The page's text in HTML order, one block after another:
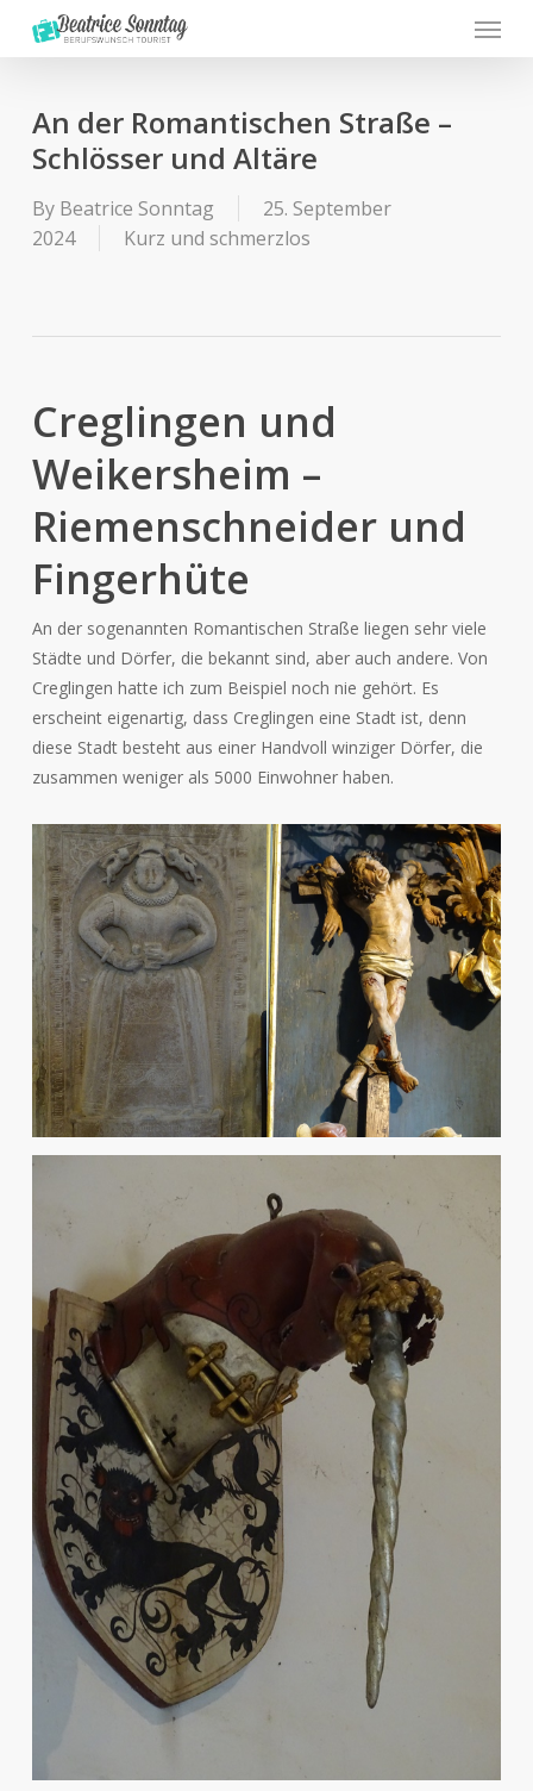
Menu
An der Romantischen Straße –
Schlösser und Altäre
By Beatrice Sonntag
25. September
2024
Kurz und schmerzlos
Creglingen und
Weikersheim –
Riemenschneider und
Fingerhüte
An der sogenannten Romantischen Straße liegen sehr viele
Städte und Dörfer, die bekannt sind, aber auch andere. Von
Creglingen hatte ich zum Beispiel noch nie gehört. Es
erscheint eigenartig, dass Creglingen eine Stadt ist, denn
diese Stadt besteht aus einer Handvoll winziger Dörfer, die
zusammen weniger als 5000 Einwohner haben.